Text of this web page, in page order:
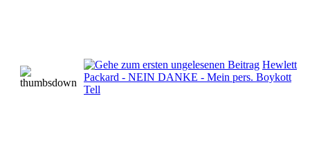
Hewlett
Packard - NEIN DANKE - Mein pers. Boykott
Tell